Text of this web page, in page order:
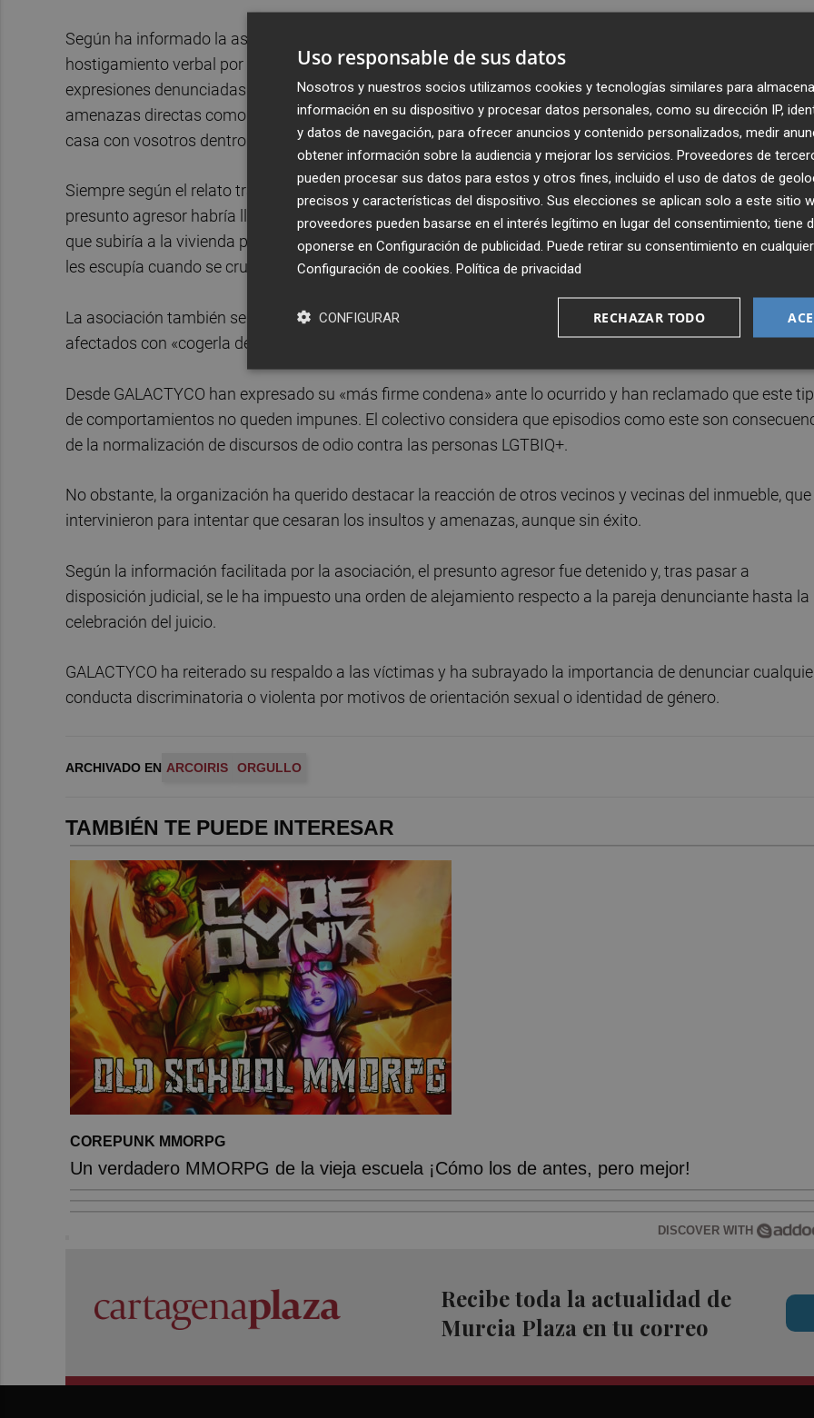
Según ha informado la asociación, los afectados, de 29 y 31 años, comenzaron a sufrir episodios de
hostigamiento verbal por parte de un vecino tras colocar la enseña reivindicativa en su domicilio. Entre las
expresiones denunciadas figuran insultos como «Los bujarras estos. Me voy a cagar en vuestra vida» y
amenazas directas como «maricones de mierda, os voy a coger y os voy a matar» o «os voy a quemar la
casa con vosotros dentro».
Siempre según el relato trasladado por GALACTYCO, las amenazas se repitieron en varias ocasiones. El
presunto agresor habría llegado a manifestar que iba a «quemar la bandera y la casa con vosotros
que subiría a la vivienda para prender fuego a los denunciantes. Además, la pareja asegura que el hombre
les escupía cuando se cruzaba con ellos.
La asociación también señala que la madre del denunciado habría amenazado a una amiga de los
afectados con «cogerla del pelo y arrastrarla por la calle».
Desde GALACTYCO han expresado su «más firme condena» ante lo ocurrido y han reclamado que este
de comportamientos no queden impunes. El colectivo considera que episodios como este son
de la normalización de discursos de odio contra las personas LGTBIQ+.
No obstante, la organización ha querido destacar la reacción de otros vecinos y vecinas del inmueble, que
intervinieron para intentar que cesaran los insultos y amenazas, aunque sin éxito.
Según la información facilitada por la asociación, el presunto agresor fue detenido y, tras pasar a
disposición judicial, se le ha impuesto una orden de alejamiento respecto a la pareja denunciante hasta la
celebración del juicio.
GALACTYCO ha reiterado su respaldo a las víctimas y ha subrayado la importancia de denunciar
conducta discriminatoria o violenta por motivos de orientación sexual o identidad de género.
ARCHIVADO EN ARCOIRIS ORGULLO
TAMBIÉN TE PUEDE INTERESAR
COREPUNK MMORPG
Un verdadero MMORPG de la vieja escuela ¡Cómo los de antes, pero mejor!
DISCOVER WITH
Recibe toda la actualidad de
Murcia Plaza en tu correo
Uso responsable de sus datos
Nosotros y nuestros socios utilizamos cookies y tecnologías similares para
información en su dispositivo y procesar datos personales, como su dirección IP,
y datos de navegación, para ofrecer anuncios y contenido personalizados, medir
obtener información sobre la audiencia y mejorar los servicios. Proveedores de
pueden procesar sus datos para estos y otros fines, incluido el uso de datos de
precisos y características del dispositivo. Sus elecciones se aplican solo a este sitio
proveedores pueden basarse en el interés legítimo en lugar del consentimiento; tiene
oponerse en Configuración de publicidad . Puede retirar su consentimiento en
Configuración de cookies Política de privacidad
RECHAZAR TODO
CONFIGURAR